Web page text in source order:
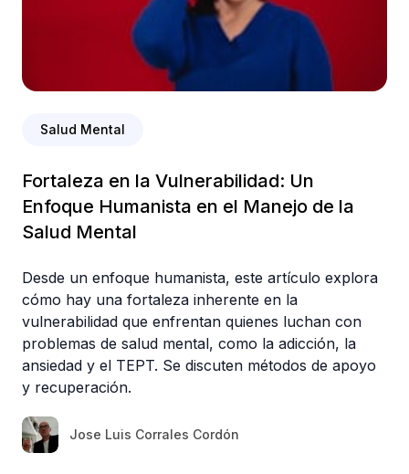
Salud Mental
Fortaleza en la Vulnerabilidad: Un
Enfoque Humanista en el Manejo de la
Salud Mental
Desde un enfoque humanista, este artículo explora
cómo hay una fortaleza inherente en la
vulnerabilidad que enfrentan quienes luchan con
problemas de salud mental, como la adicción, la
ansiedad y el TEPT. Se discuten métodos de apoyo
y recuperación.
Jose Luis Corrales Cordón